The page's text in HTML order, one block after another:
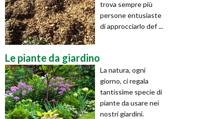
trova sempre più
persone entusiaste
di approcciarlo def ...
Le piante da giardino
La natura, ogni
giorno, ci regala
tantissime specie di
piante da usare nei
nostri giardini.